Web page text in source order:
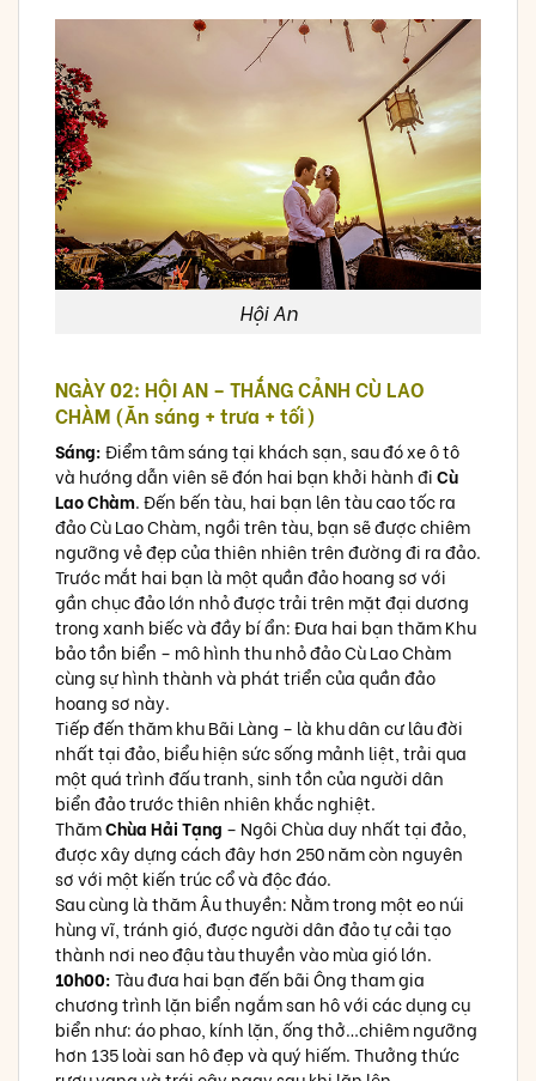
Hội An
NGÀY 02: HỘI AN – THẮNG CẢNH CÙ LAO
CHÀM (Ăn sáng + trưa + tối)
Sáng:Điểm tâm sáng tại khách sạn, sau đó xe ô tô
và hướng dẫn viên sẽ đón hai bạn khởi hành điCù
Lao Chàm. Đến bến tàu, hai bạn lên tàu cao tốc ra
đảo Cù Lao Chàm, ngồi trên tàu, bạn sẽ được chiêm
ngưỡng vẻ đẹp của thiên nhiên trên đường đi ra đảo.
Trước mắt hai bạn là một quần đảo hoang sơ với
gần chục đảo lớn nhỏ được trải trên mặt đại dương
trong xanh biếc và đầy bí ẩn: Đưa hai bạn thăm Khu
bảo tồn biển – mô hình thu nhỏ đảo Cù Lao Chàm
cùng sự hình thành và phát triển của quần đảo
hoang sơ này.
Tiếp đến thăm khu Bãi Làng – là khu dân cư lâu đời
nhất tại đảo, biểu hiện sức sống mảnh liệt, trải qua
một quá trình đấu tranh, sinh tồn của người dân
biển đảo trước thiên nhiên khắc nghiệt.
ThămChùa Hải Tạng – Ngôi Chùa duy nhất tại đảo,
được xây dựng cách đây hơn 250 năm còn nguyên
sơ với một kiến trúc cổ và độc đáo.
Sau cùng là thăm Âu thuyền: Nằm trong một eo núi
hùng vĩ, tránh gió, được người dân đảo tự cải tạo
thành nơi neo đậu tàu thuyền vào mùa gió lớn.
10h00:Tàu đưa hai bạn đến bãi Ông tham gia
chương trình lặn biển ngắm san hô với các dụng cụ
biển như: áo phao, kính lặn, ống thở…chiêm ngưỡng
hơn 135 loài san hô đẹp và quý hiếm. Thưởng thức